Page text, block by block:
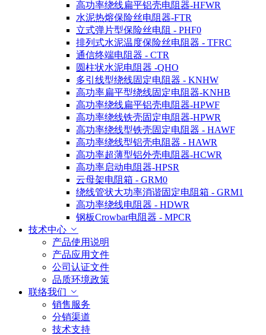
高功率绕线扁平铝壳电阻器-HFWR
水泥热熔保险丝电阻器-FTR
立式弹片型保险丝电阻 - PHF0
排列式水泥温度保险丝电阻器 - TFRC
通信终端电阻器 - CTR
圆柱状水泥电阻器 -QHO
多引线型绕线固定电阻器 - KNHW
高功率扁平型绕线固定电阻器-KNHB
高功率绕线扁平铝壳电阻器-HPWF
高功率绕线铁壳固定电阻器-HPWR
高功率绕线型铁壳固定电阻器 - HAWF
高功率绕线型铝壳电阻器 - HAWR
高功率超薄型铝外壳电阻器-HCWR
高功率启动电阻器-HPSR
云母架电阻箱 - GRM0
绕线管状大功率消谐固定电阻箱 - GRM1
高功率绕线电阻器 - HDWR
钢板Crowbar电阻器 - MPCR
技术中心
产品使用说明
产品应用文件
公司认证文件
品质环境政策
联络我们
销售服务
分销渠道
技术支持